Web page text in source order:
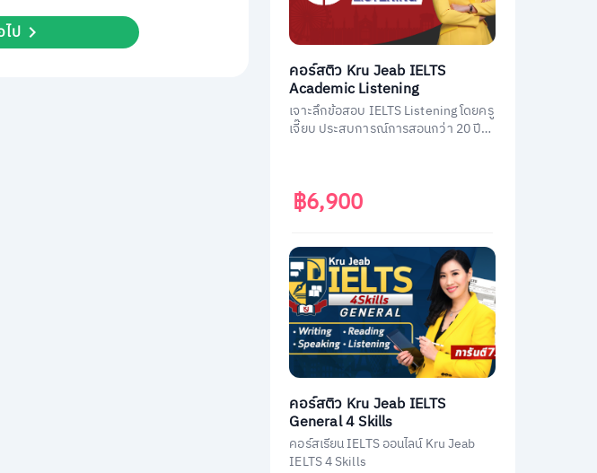
ป
คอร์สติว Kru Jeab IELTS
Academic Listening
เจาะลึกข้อสอบ IELTS Listening โดยครู
เจี๊ยบ ประสบการณ์การสอนกว่า 20 ปี
฿6,900
คอร์สติว Kru Jeab IELTS
General 4 Skills
คอร์สเรียน IELTS ออนไลน์ Kru Jeab
IELTS 4 Skills